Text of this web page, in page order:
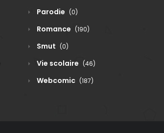
Parodie (0)
Romance (190)
Smut (0)
Vie scolaire (46)
Webcomic (187)